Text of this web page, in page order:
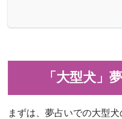
「大型犬」
まずは、夢占いでの大型